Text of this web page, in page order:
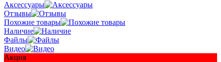
Аксессуары
Отзывы
Похожие товары
Наличие
Файлы
Видео
Акция